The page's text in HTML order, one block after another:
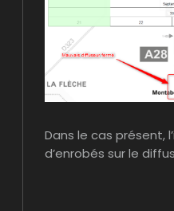
Dans le cas présent,
d’enrobés sur le